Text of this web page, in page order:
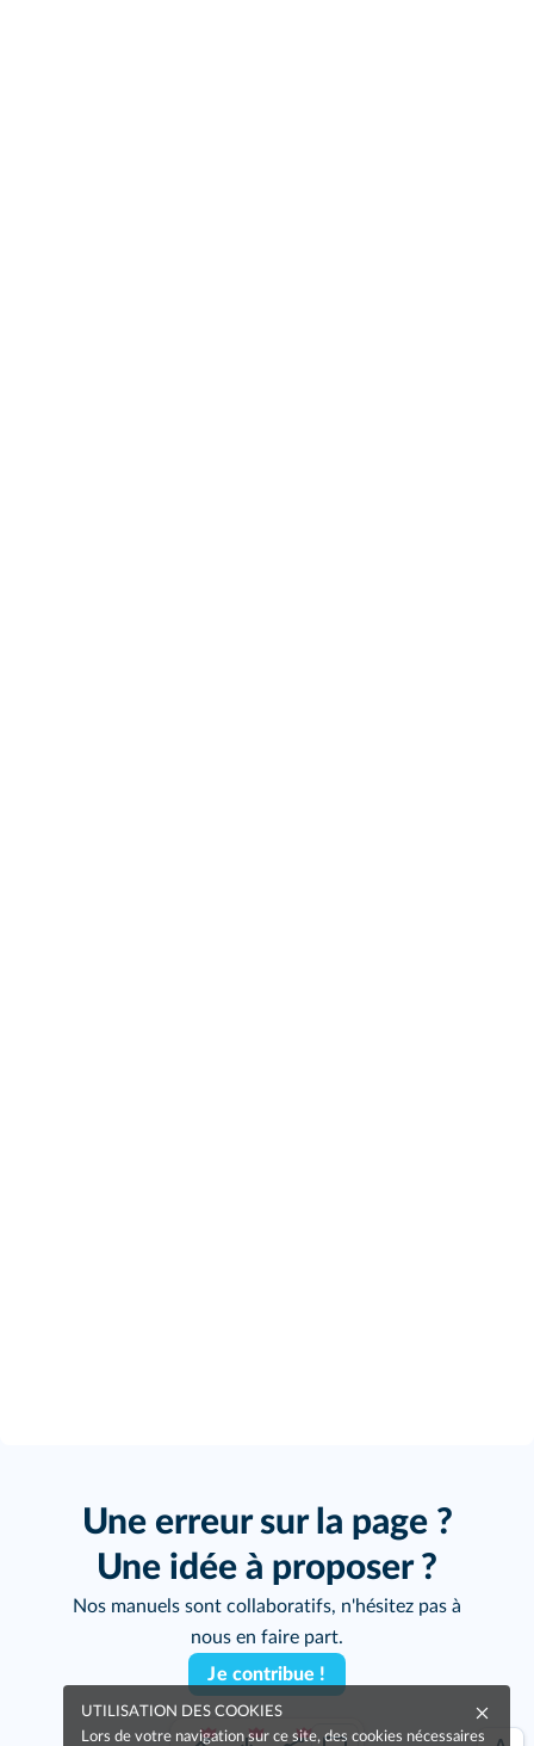
Une erreur sur la page ?
Une idée à proposer ?
Nos manuels sont collaboratifs, n'hésitez pas à
nous en faire part.
Je contribue !
UTILISATION DES COOKIES
Lors de votre navigation sur ce site, des cookies nécessaires